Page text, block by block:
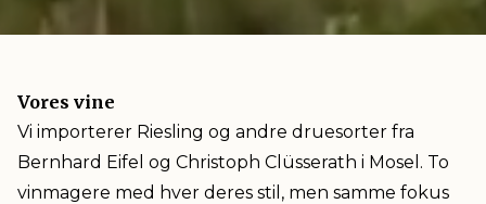
Vores vine
Vi importerer Riesling og andre druesorter fra
Bernhard Eifel og Christoph Clüsserath i Mosel. To
vinmagere med hver deres stil, men samme fokus